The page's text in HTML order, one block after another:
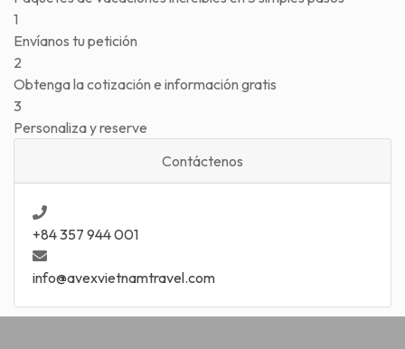
1
Envíanos tu petición
2
Obtenga la cotización e información gratis
3
Personaliza y reserve
Contáctenos
+84 357 944 001
info@avexvietnamtravel.com